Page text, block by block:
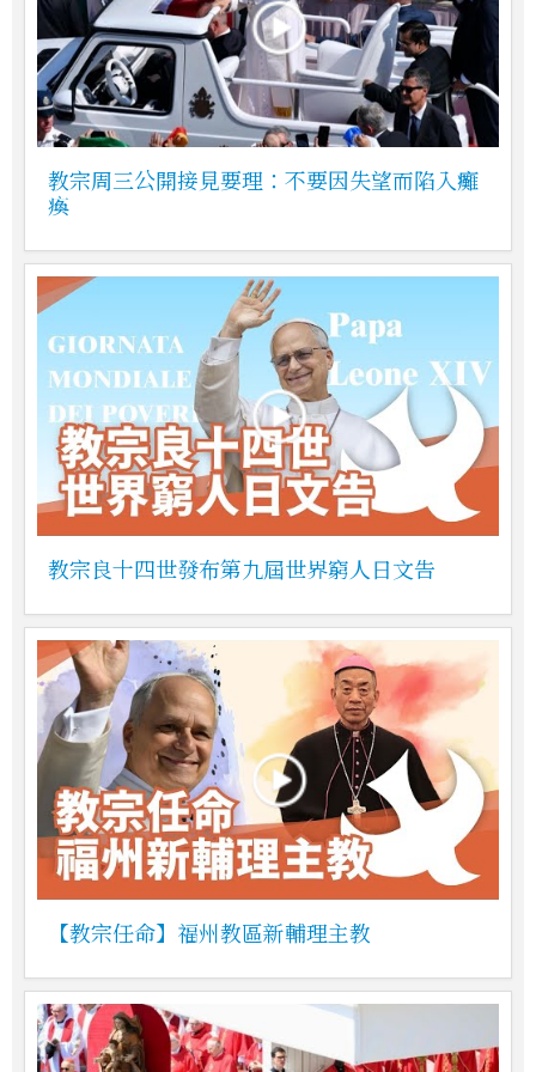
教宗周三公開接見要理：不要因失望而陷入癱
瘓
教宗良十四世發布第九屆世界窮人日文告
【教宗任命】福州教區新輔理主教